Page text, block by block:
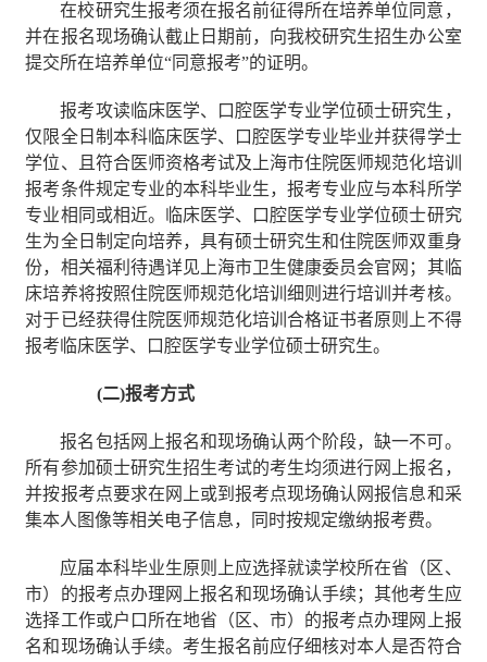
在校研究生报考须在报名前征得所在培养单位同意，
并在报名现场确认截止日期前，向我校研究生招生办公室
提交所在培养单位“同意报考”的证明。
报考攻读临床医学、口腔医学专业学位硕士研究生，
仅限全日制本科临床医学、口腔医学专业毕业并获得学士
学位、且符合医师资格考试及上海市住院医师规范化培训
报考条件规定专业的本科毕业生，报考专业应与本科所学
专业相同或相近。临床医学、口腔医学专业学位硕士研究
生为全日制定向培养，具有硕士研究生和住院医师双重身
份，相关福利待遇详见上海市卫生健康委员会官网；其临
床培养将按照住院医师规范化培训细则进行培训并考核。
对于已经获得住院医师规范化培训合格证书者原则上不得
报考临床医学、口腔医学专业学位硕士研究生。
(二)报考方式
报名包括网上报名和现场确认两个阶段，缺一不可。
所有参加硕士研究生招生考试的考生均须进行网上报名，
并按报考点要求在网上或到报考点现场确认网报信息和采
集本人图像等相关电子信息，同时按规定缴纳报考费。
应届本科毕业生原则上应选择就读学校所在省（区、
市）的报考点办理网上报名和现场确认手续；其他考生应
选择工作或户口所在地省（区、市）的报考点办理网上报
名和现场确认手续。考生报名前应仔细核对本人是否符合